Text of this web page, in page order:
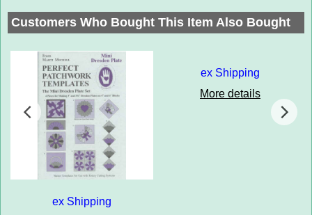
Customers Who Bought This Item Also Bought
ex Shipping
ex Shipping
More details